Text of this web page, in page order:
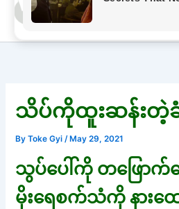
content
သိပ်ကိုထူးဆန်းတဲ့ခံ
ByToke Gyi /May 29, 2021
သွပ်ပေါ်ကို တဖြောက်
မိုးရေစက်သံကို နားထေ